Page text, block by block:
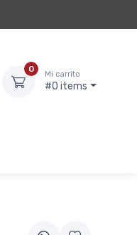
0
Mi carrito
#0 items